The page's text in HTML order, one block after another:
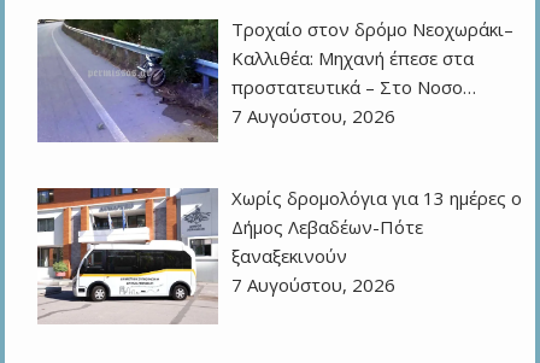
Τροχαίο στον δρόμο Νεοχωράκι–
Καλλιθέα: Μηχανή έπεσε στα
προστατευτικά – Στο Νοσο…
7 Αυγούστου, 2026
Χωρίς δρομολόγια για 13 ημέρες ο
Δήμος Λεβαδέων-Πότε
ξαναξεκινούν
7 Αυγούστου, 2026